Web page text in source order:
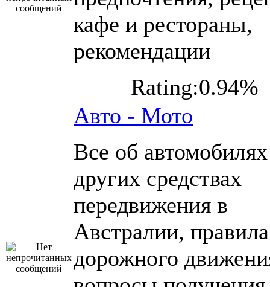
кафе и рестораны,
рекомендации
Rating:0.94%
Авто - Мото
Все об
других средствах
передвижения в
Австралии, правила
дорожного